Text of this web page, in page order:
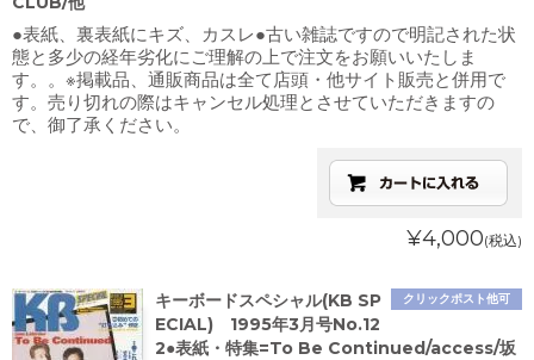
●表紙、裏表紙にキズ、カスレ●古い雑誌ですので明記された状
態と多少の経年劣化にご理解の上で注文をお願いいたしま
す。。※掲載品、通販商品は全て店頭・他サイト販売と併用で
す。売り切れの際はキャンセル処理とさせていただきますの
で、御了承ください。
¥4,000(税込)
クリックポスト他可
キーボードスペシャル(KB SP
ECIAL) 1995年3月号No.12
2●表紙・特集=To Be Continued/access/坂